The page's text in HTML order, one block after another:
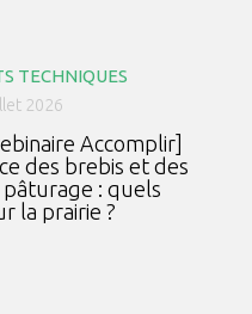
TECHNIQUES
2026
Accomplir]
des brebis et des
pâturage : quels
la prairie ?